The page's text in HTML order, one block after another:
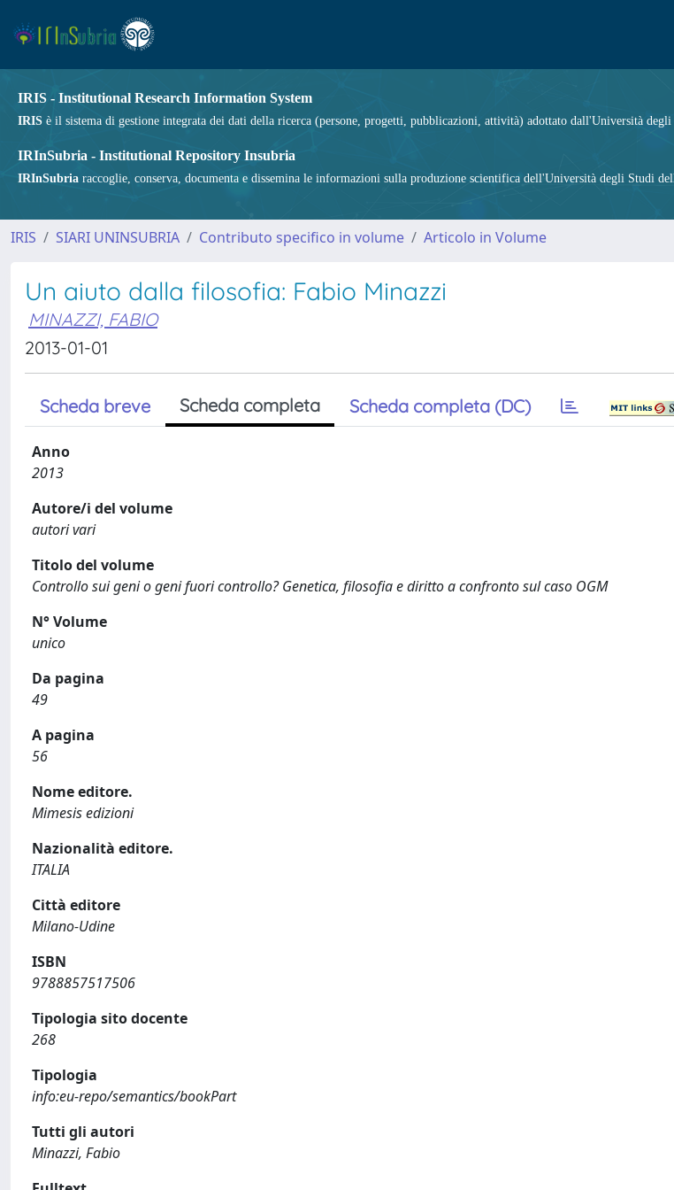
IRIS - Institutional Research Information System
IRIS è il sistema di gestione integrata dei dati della ricerca (persone, progetti, pubblicazioni, attività) adottato dall'Università
IRInSubria - Institutional Repository Insubria
IRInSubria raccoglie, conserva, documenta e dissemina le informazioni sulla produzione scientifica dell'Università degli Studi
IRIS SIARI UNINSUBRIA Contributo specifico in volume Articolo in Volume
Un aiuto dalla filosofia: Fabio Minazzi
MINAZZI, FABIO
2013-01-01
Scheda breve Scheda completa Scheda completa (DC)
Anno
2013
Autore/i del volume
autori vari
Titolo del volume
Controllo sui geni o geni fuori controllo? Genetica, filosofia e diritto a confronto sul caso OGM
N° Volume
unico
Da pagina
49
A pagina
56
Nome editore.
Mimesis edizioni
Nazionalità editore.
ITALIA
Città editore
Milano-Udine
ISBN
9788857517506
Tipologia sito docente
268
Tipologia
info:eu-repo/semantics/bookPart
Tutti gli autori
Minazzi, Fabio